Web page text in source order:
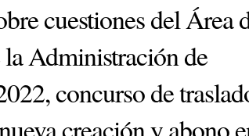
cuestiones del Área
Administración de
concurso de
creación y abono